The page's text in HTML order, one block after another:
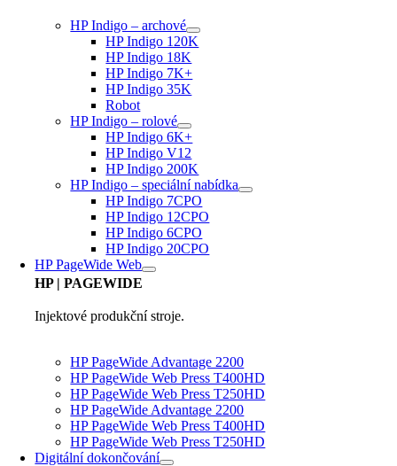
HP Indigo – archové
HP Indigo 120K
HP Indigo 18K
HP Indigo 7K+
HP Indigo 35K
Robot
HP Indigo – rolové
HP Indigo 6K+
HP Indigo V12
HP Indigo 200K
HP Indigo – speciální nabídka
HP Indigo 7CPO
HP Indigo 12CPO
HP Indigo 6CPO
HP Indigo 20CPO
HP PageWide Web
HP| PAGEWIDE
Injektové produkční stroje.
HP PageWide Advantage 2200
HP PageWide Web Press T400HD
HP PageWide Web Press T250HD
HP PageWide Advantage 2200
HP PageWide Web Press T400HD
HP PageWide Web Press T250HD
Digitální dokončování